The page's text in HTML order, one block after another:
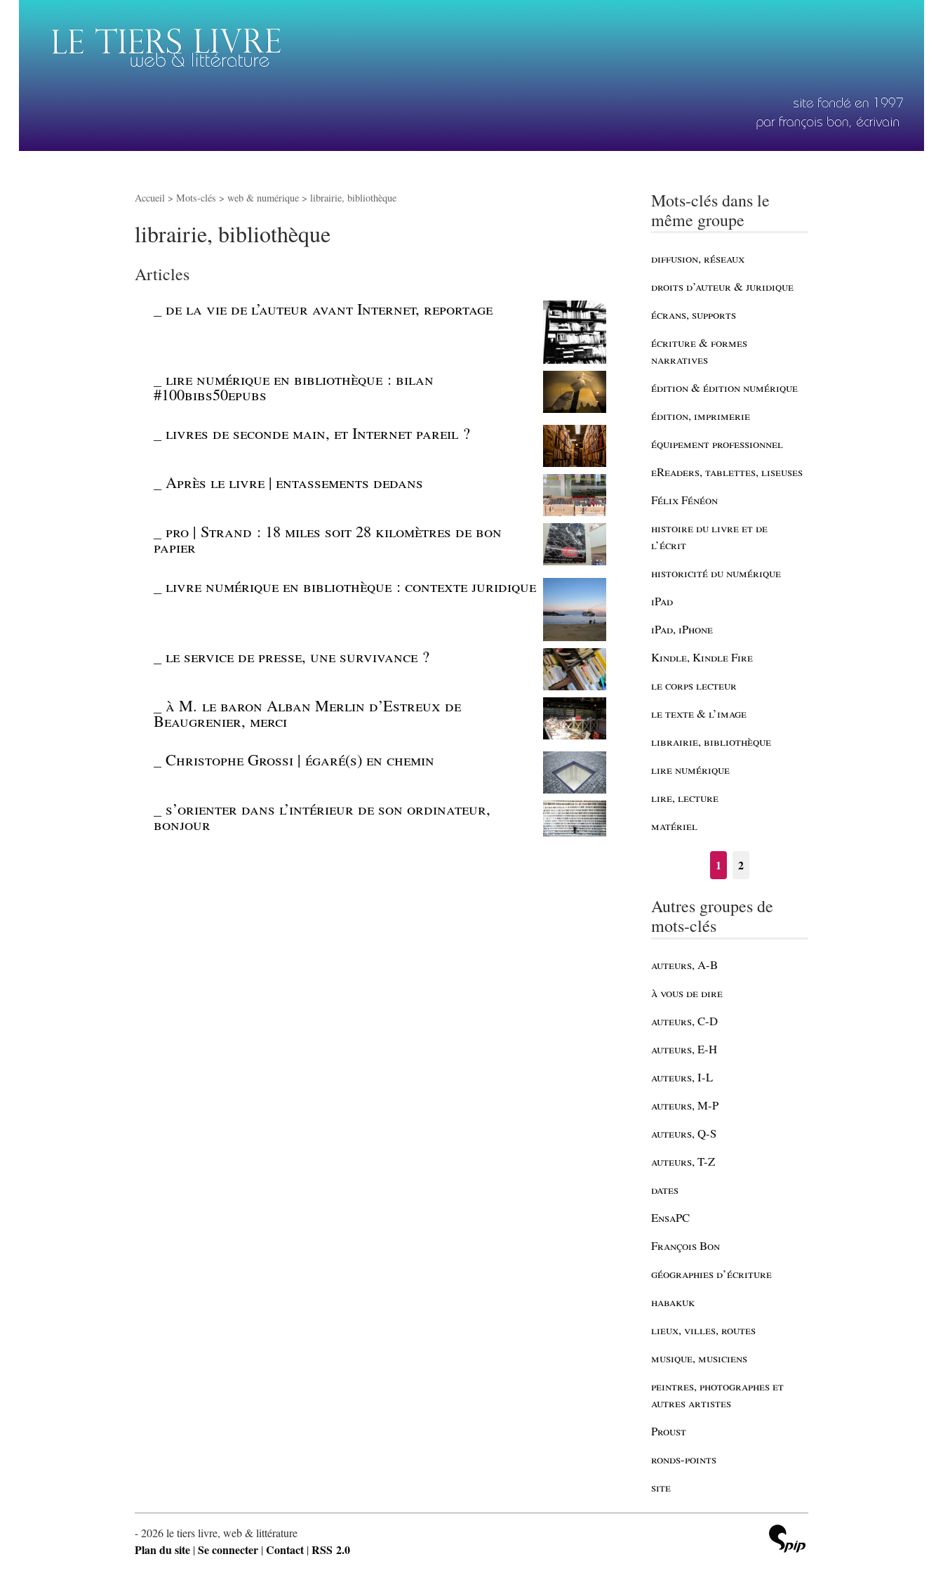
Accueil > Mots-clés > web & numérique > librairie, bibliothèque
librairie, bibliothèque
Articles
de la vie de l’auteur avant Internet, reportage
lire numérique en bibliothèque : bilan
#100bibs50epubs
livres de seconde main, et Internet pareil ?
Après le livre | entassements dedans
pro | Strand : 18 miles soit 28 kilomètres de bon
papier
livre numérique en bibliothèque : contexte juridique
le service de presse, une survivance ?
à M. le baron Alban Merlin d’Estreux de
Beaugrenier, merci
Christophe Grossi | égaré(s) en chemin
s’orienter dans l’intérieur de son ordinateur,
bonjour
Mots-clés dans le
même groupe
diffusion, réseaux
droits d’auteur & juridique
écrans, supports
écriture & formes
narratives
édition & édition numérique
édition, imprimerie
équipement professionnel
eReaders, tablettes, liseuses
Félix Fénéon
histoire du livre et de
l’écrit
historicité du numérique
iPad
iPad, iPhone
Kindle, Kindle Fire
le corps lecteur
le texte & l’image
librairie, bibliothèque
lire numérique
lire, lecture
matériel
1 2
Autres groupes de
mots-clés
auteurs, A-B
à vous de dire
auteurs, C-D
auteurs, E-H
auteurs, I-L
auteurs, M-P
auteurs, Q-S
auteurs, T-Z
dates
EnsaPC
François Bon
géographies d’écriture
habakuk
lieux, villes, routes
musique, musiciens
peintres, photographes et
autres artistes
Proust
ronds-points
site
- 2026 le tiers livre, web & littérature
Plan du site |Se connecter |Contact|RSS 2.0